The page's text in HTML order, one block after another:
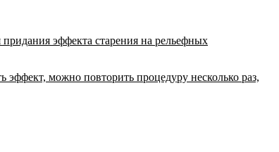
эффекта старения на рельефных
можно повторить процедуру несколько раз,